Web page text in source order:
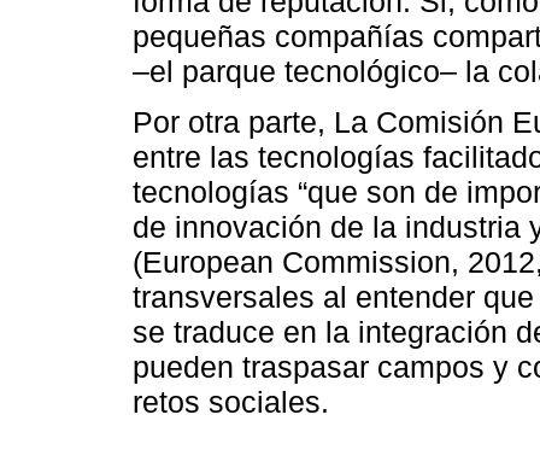
pequeñas compañías
–el parque tecnológico– la
Por otra parte, La Comisión
entre las tecnologías
tecnologías “que son de
de innovación de la industria
(European Commission,
transversales al entender
se traduce en la integración
pueden traspasar campos y
retos sociales.